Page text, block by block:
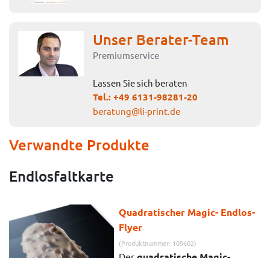
Unser Berater-Team
Premiumservice
Lassen Sie sich beraten
Tel.:+49 6131-98281-20
beratung@li-print.de
Verwandte Produkte
Endlosfaltkarte
Quadratischer Magic- Endlos-
Flyer
(Produktnummer: 109602)